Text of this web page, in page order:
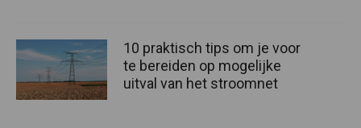
10 praktisch tips om je voor
te bereiden op mogelijke
uitval van het stroomnet